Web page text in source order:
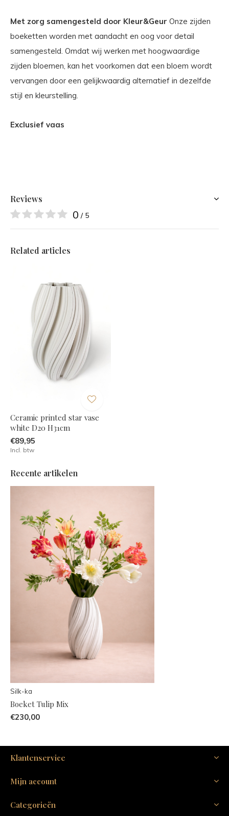
Met zorg samengesteld door Kleur&Geur Onze zijden
boeketten worden met aandacht en oog voor detail
samengesteld. Omdat wij werken met hoogwaardige
zijden bloemen, kan het voorkomen dat een bloem wordt
vervangen door een gelijkwaardig alternatief in dezelfde
stijl en kleurstelling.
Exclusief vaas
Reviews
0 / 5
Related articles
Ceramic printed star vase
white D20 H31cm
€89,95
Incl. btw
Recente artikelen
Silk-ka
Boeket Tulip Mix
€230,00
Klantenservice
Mijn account
Categorieën